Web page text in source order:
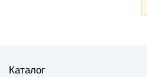
Каталог